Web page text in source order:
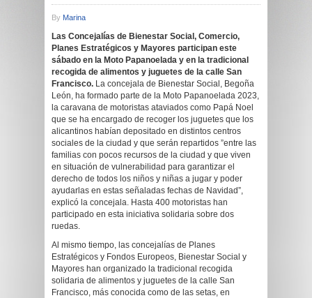
By Marina
Las Concejalías de Bienestar Social, Comercio,
Planes Estratégicos y Mayores participan este
sábado en la Moto Papanoelada y en la tradicional
recogida de alimentos y juguetes de la calle San
Francisco. La concejala de Bienestar Social, Begoña
León, ha formado parte de la Moto Papanoelada 2023,
la caravana de motoristas ataviados como Papá Noel
que se ha encargado de recoger los juguetes que los
alicantinos habían depositado en distintos centros
sociales de la ciudad y que serán repartidos ”entre las
familias con pocos recursos de la ciudad y que viven
en situación de vulnerabilidad para garantizar el
derecho de todos los niños y niñas a jugar y poder
ayudarlas en estas señaladas fechas de Navidad”,
explicó la concejala. Hasta 400 motoristas han
participado en esta iniciativa solidaria sobre dos
ruedas.
Al mismo tiempo, las concejalías de Planes
Estratégicos y Fondos Europeos, Bienestar Social y
Mayores han organizado la tradicional recogida
solidaria de alimentos y juguetes de la calle San
Francisco, más conocida como de las setas, en